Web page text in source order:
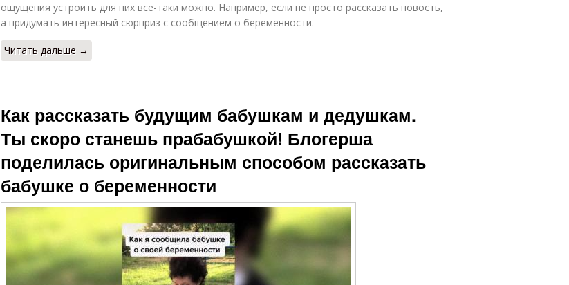
ощущения устроить для них все-таки можно. Например, если не просто рассказать новость,
а придумать интересный сюрприз с сообщением о беременности.
Читать дальше →
Как рассказать будущим бабушкам и дедушкам.
Ты скоро станешь прабабушкой! Блогерша
поделилась оригинальным способом рассказать
бабушке о беременности